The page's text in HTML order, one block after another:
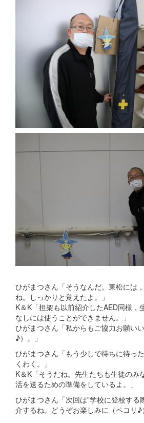
ひがまつさん「そうなんだ。東松には
ね。しっかりと覚えたよ。」
K＆K「担架も以前紹介したAED同様，
なしには使うことができません。」
ひがまつさん「私からもご協力お願い
♪）。」
ひがまつさん「もう少しで待ちに待っ
くわく。」
K＆K「そうだね。先生たちも生徒のみ
活を送るための準備をしているよ。」
ひがまつさん「次回は”学校に登校する
介するね。どうぞお楽しみに（ペコリ♪